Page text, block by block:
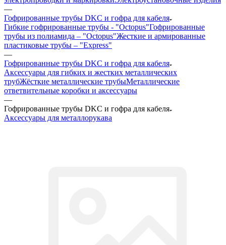
—
Гофрированные трубы DKC и гофра для кабеля
Гибкие гофрированные трубы - "Octopus"Гофрированные
трубы из полиамида – "Octopus"Жесткие и армированные
пластиковые трубы – "Express"
—
Гофрированные трубы DKC и гофра для кабеля
Аксессуары для гибких и жестких металлических
трубЖёсткие металлические трубыМеталлические
ответвительные коробки и аксессуары
—
Гофрированные трубы DKC и гофра для кабеля
Аксессуары для металлорукава